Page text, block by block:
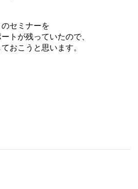
セミナーを
トが残っていたので、
おこうと思います。